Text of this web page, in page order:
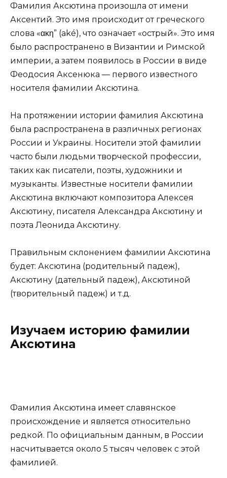
Фамилия Аксютина произошла от имени
Аксентий. Это имя происходит от греческого
слова «ακη” (aké), что означает «острый». Это имя
было распространено в Византии и Римской
империи, а затем появилось в России в виде
Феодосия Аксенюка — первого известного
носителя фамилии Аксютина.
На протяжении истории фамилия Аксютина
была распространена в различных регионах
России и Украины. Носители этой фамилии
часто были людьми творческой профессии,
таких как писатели, поэты, художники и
музыканты. Известные носители фамилии
Аксютина включают композитора Алексея
Аксютину, писателя Александра Аксютину и
поэта Леонида Аксютину.
Правильным склонением фамилии Аксютина
будет: Аксютина (родительный падеж),
Аксютину (дательный падеж), Аксютиной
(творительный падеж) и т.д.
Изучаем историю фамилии
Аксютина
Фамилия Аксютина имеет славянское
происхождение и является относительно
редкой. По официальным данным, в России
насчитывается около 5 тысяч человек с этой
фамилией.